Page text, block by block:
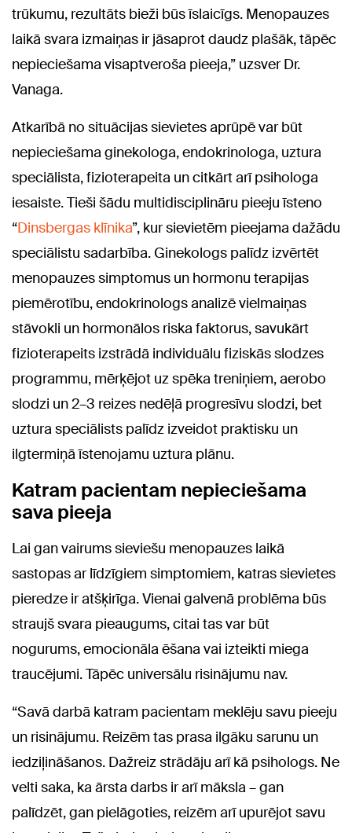
trūkumu, rezultāts bieži būs īslaicīgs. Menopauzes
laikā svara izmaiņas ir jāsaprot daudz plašāk, tāpēc
nepieciešama visaptveroša pieeja,” uzsver Dr.
Vanaga.
Atkarībā no situācijas sievietes aprūpē var būt
nepieciešama ginekologa, endokrinologa, uztura
speciālista, fizioterapeita un citkārt arī psihologa
iesaiste. Tieši šādu multidisciplināru pieeju īsteno
“Dinsbergas klīnika”, kur sievietēm pieejama dažādu
speciālistu sadarbība. Ginekologs palīdz izvērtēt
menopauzes simptomus un hormonu terapijas
piemērotību, endokrinologs analizē vielmaiņas
stāvokli un hormonālos riska faktorus, savukārt
fizioterapeits izstrādā individuālu fiziskās slodzes
programmu, mērķējot uz spēka treniņiem, aerobo
slodzi un 2–3 reizes nedēļā progresīvu slodzi, bet
uztura speciālists palīdz izveidot praktisku un
ilgtermiņā īstenojamu uztura plānu.
Katram pacientam nepieciešama
sava pieeja
Lai gan vairums sieviešu menopauzes laikā
sastopas ar līdzīgiem simptomiem, katras sievietes
pieredze ir atšķirīga. Vienai galvenā problēma būs
straujš svara pieaugums, citai tas var būt
nogurums, emocionāla ēšana vai izteikti miega
traucējumi. Tāpēc universālu risinājumu nav.
“Savā darbā katram pacientam meklēju savu pieeju
un risinājumu. Reizēm tas prasa ilgāku sarunu un
iedziļināšanos. Dažreiz strādāju arī kā psihologs. Ne
velti saka, ka ārsta darbs ir arī māksla – gan
palīdzēt, gan pielāgoties, reizēm arī upurējot savu